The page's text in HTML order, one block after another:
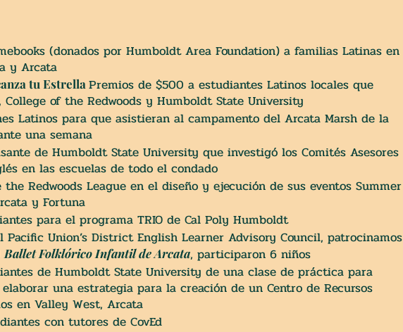
(donados por Humboldt Area Foundation) a familias Latinas en
y Arcata
tu Estrella Premios de $500 a estudiantes Latinos locales que
College of the Redwoods y Humboldt State University
Latinos para que asistieran al campamento del Arcata Marsh de la
una semana
de Humboldt State University que investigó los Comités Asesores
en las escuelas de todo el condado
the Redwoods League en el diseño y ejecución de sus eventos Summer
y Fortuna
para el programa TRIO de Cal Poly Humboldt
Pacific Union’s District English Learner Advisory Council, patrocinamos
Ballet Folklórico Infantil de Arcata, participaron 6 niños
de Humboldt State University de una clase de práctica para
una estrategia para la creación de un Centro de Recursos
en Valley West, Arcata
con tutores de CovEd